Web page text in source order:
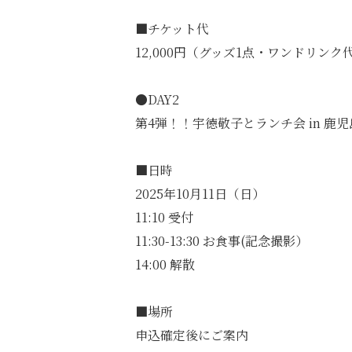
■チケット代
12,000円（グッズ1点・ワンドリンク代
●DAY2
第4弾！！宇徳敬子とランチ会 in 鹿児
■日時
2025年10月11日（日）
11:10 受付
11:30-13:30 お食事(記念撮影）
14:00 解散
■場所
申込確定後にご案内